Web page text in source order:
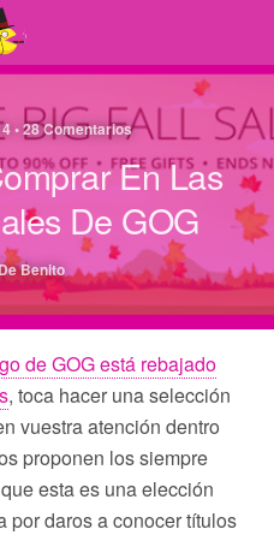
• 28 Comentarios
En Las
De GOG
Benito
de GOG está rebajado
, toca hacer una selección
vuestra atención dentro
proponen los siempre
esta es una elección
por daros a conocer títulos